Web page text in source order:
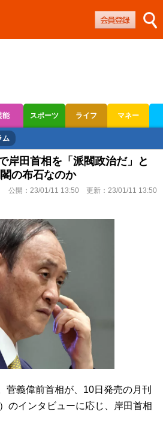
能 スポーツ ライフ マネー
トレース
ム
岸田首相を「派閥政治だ」と
の布石なのか
公開： 23/01/11 13:50 更新： 23/01/11 13:50
義偉前首相が、10日発売の月刊
のインタビューに応じ、岸田首相